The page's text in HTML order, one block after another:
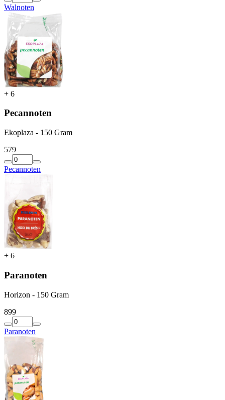
Walnoten
+ 6
Pecannoten
Ekoplaza - 150 Gram
579
Pecannoten
+ 6
Paranoten
Horizon - 150 Gram
899
Paranoten